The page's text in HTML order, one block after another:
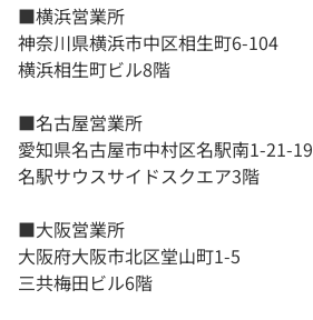
■横浜営業所
神奈川県横浜市中区相生町6-104
横浜相生町ビル8階
■名古屋営業所
愛知県名古屋市中村区名駅南1-21-19
名駅サウスサイドスクエア3階
■大阪営業所
大阪府大阪市北区堂山町1-5
三共梅田ビル6階